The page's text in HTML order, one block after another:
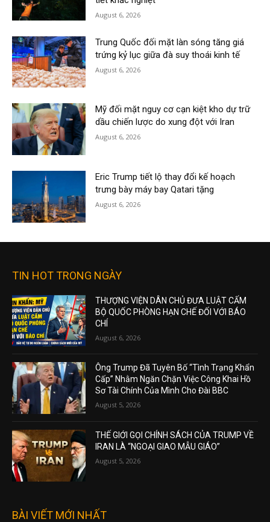
August 6, 2026
Trung Quốc đối mặt làn sóng tăng giá
trứng kỷ lục giữa đà suy thoái kinh tế
August 6, 2026
Mỹ đối mặt nguy cơ cạn kiệt kho dự trữ
dầu chiến lược do xung đột với Iran
August 6, 2026
Eric Trump tiết lộ thay đổi kế hoạch
trưng bày máy bay Qatari tặng
August 6, 2026
TIN HOT TRONG NGÀY
THƯỢNG VIỆN DÂN CHỦ ĐƯA LUẬT CẤM
BỘ QUỐC PHÒNG HẠN CHẾ ĐỐI VỚI BÁO
CHÍ
August 6, 2026
Ông Trump Đã Tuyên Bố “Tình Trạng Khẩn
Cấp” Nhằm Ngăn Chặn Việc Công Khai Hồ
Sơ Tài Chính Của Mình Cho Đài BBC
August 5, 2026
THẾ GIỚI GỌI CHÍNH SÁCH CỦA TRUMP VỀ
IRAN LÀ “NGOẠI GIAO MẪU GIÁO”
August 5, 2026
BÀI VIẾT MỚI NHẤT